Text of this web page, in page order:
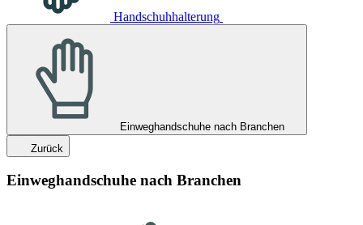
Handschuhhalterung
Einweghandschuhe nach Branchen
Zurück
Einweghandschuhe nach Branchen